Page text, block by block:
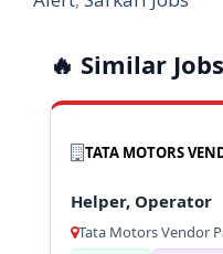
🔥 Similar
TATA MOTORS
Helper, Operator
Tata Motors Vendor